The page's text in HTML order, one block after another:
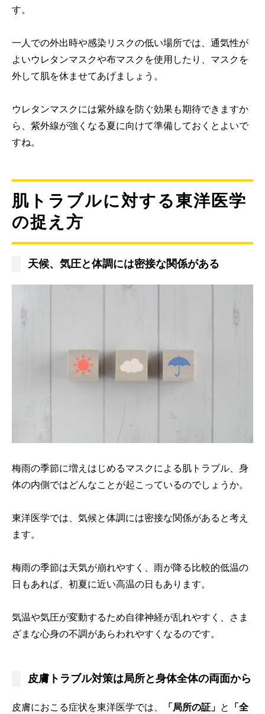
す。
一人での外出時や感染リスクの低い場所では、通気性が
よいウレタンマスクや布マスクを使用したり、マスクを
外して肌を休ませてあげましょう。
ウレタンマスクには紫外線を防ぐ効果も期待できますか
ら、紫外線が強くなる夏に向けて準備しておくとよいで
すね。
肌トラブルに対する東洋医学
の捉え方
天候、気圧と体調には密接な関係がある
梅雨の季節に増えはじめるマスクによる肌トラブル、身
体の内側ではどんなことが起こっているのでしょうか。
東洋医学では、気候と体調には密接な関係があると考え
ます。
梅雨の季節は天気が崩れやすく、雨が降る比較的低温の
日もあれば、初夏に近い高温の日もあります。
気温や気圧が変動するため自律神経が乱れやすく、さま
ざまな心身の不調があらわれやすくなるのです。
皮膚トラブル対策は局所と身体全体の両面から
皮膚におこる症状を東洋医学では、 「局所の証」 と 「全